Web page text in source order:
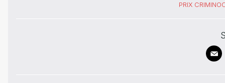
PRIX